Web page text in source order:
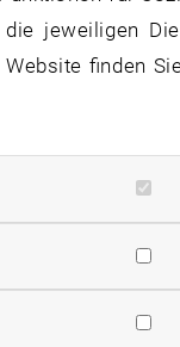
jeweiligen
finden